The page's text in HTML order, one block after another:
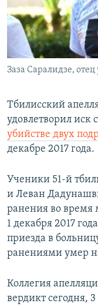
СПОРТ
МИР
БЛОГИ
ГОЛОСА
ЧИТАЕМ ПРЕССУ
АРХИВ
Все сайты РСЕ/
Заза Саралидзе,
Тбилисский
удовлетворил иск
убийстве двух
декабре 2017 года.
Ученики 51-й
и Леван
ранения во время
1 декабря 2017
приезда в
ранениями умер
Коллегия
вердикт сегодня,